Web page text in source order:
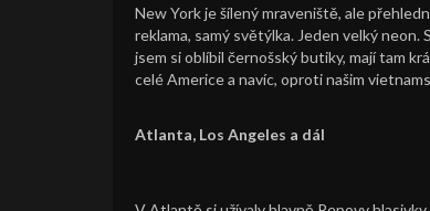
New York je šílený mraveniště, ale
reklama, samý světýlka. Jeden velký
jsem si oblíbil černošský butiky, mají tam
celé Americe a navíc, oproti našim
Atlanta, Los Angeles a dál